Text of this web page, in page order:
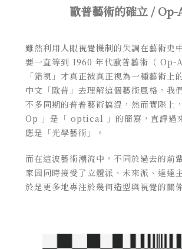
歐普藝術的確立 /
雖然利用人眼視覺機制的失調在藝術史
要一直等到 1960 年代歐普藝術（ Op-
「錯視」才真正被真正視為一種藝術上
中文「歐普」去理解這個藝術風格，我
不多同期的普普藝術搞混，然而實際上
Op 」是「 optical 」的簡寫，直譯過
應是「光學藝術」。
而在這波藝術潮流中，不同於過去的前
家因同時接受了立體派、未來派、達達
於是更多地專注於幾何造型與視覺的關